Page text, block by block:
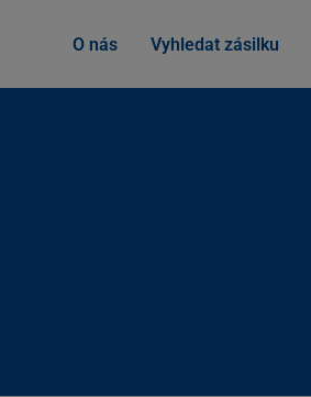
O nás Vyhledat zásilku